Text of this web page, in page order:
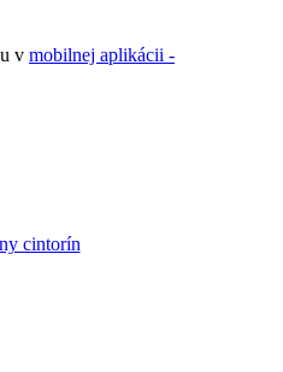
v mobilnej aplikácii -
cintorín